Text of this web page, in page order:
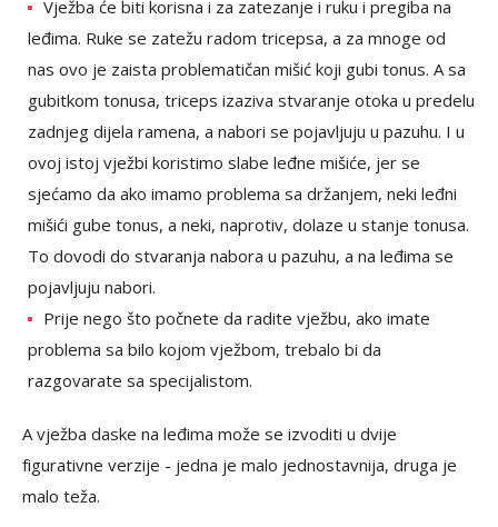
Vježba će biti korisna i za zatezanje i ruku i pregiba na
leđima. Ruke se zatežu radom tricepsa, a za mnoge od
nas ovo je zaista problematičan mišić koji gubi tonus. A sa
gubitkom tonusa, triceps izaziva stvaranje otoka u predelu
zadnjeg dijela ramena, a nabori se pojavljuju u pazuhu. I u
ovoj istoj vježbi koristimo slabe leđne mišiće, jer se
sjećamo da ako imamo problema sa držanjem, neki leđni
mišići gube tonus, a neki, naprotiv, dolaze u stanje tonusa.
To dovodi do stvaranja nabora u pazuhu, a na leđima se
pojavljuju nabori.
Prije nego što počnete da radite vježbu, ako imate
problema sa bilo kojom vježbom, trebalo bi da
razgovarate sa specijalistom.
A vježba daske na leđima može se izvoditi u dvije
figurativne verzije - jedna je malo jednostavnija, druga je
malo teža.